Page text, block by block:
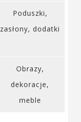
Poduszki,
zasłony, dodatki
Obrazy,
dekoracje,
meble